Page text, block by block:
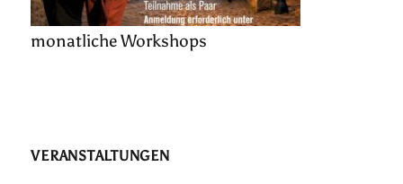
monatliche Workshops
VERANSTALTUNGEN